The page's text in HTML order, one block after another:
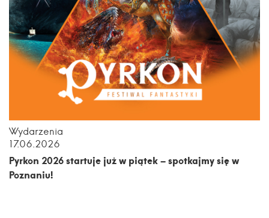
Wydarzenia
17.06.2026
Pyrkon 2026 startuje już w piątek – spotkajmy się w
Poznaniu!